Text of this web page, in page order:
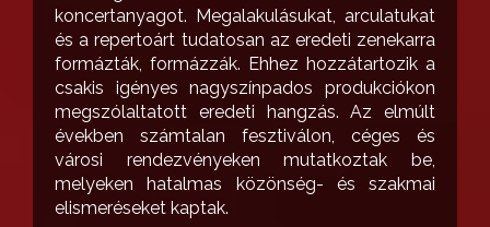
koncertanyagot. Megalakulásukat, arculatukat
és a repertoárt tudatosan az eredeti zenekarra
formázták, formázzák. Ehhez hozzátartozik a
csakis igényes nagyszínpados produkciókon
megszólaltatott eredeti hangzás. Az elmúlt
években számtalan fesztiválon, céges és
városi rendezvényeken mutatkoztak be,
melyeken hatalmas közönség- és szakmai
elismeréseket kaptak.